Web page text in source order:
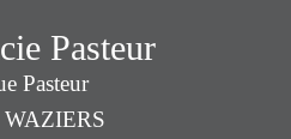
Pasteur
Pasteur
WAZIERS